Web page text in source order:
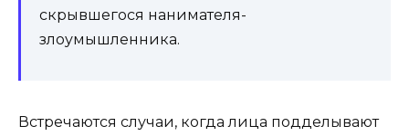
скрывшегося нанимателя-
злоумышленника.
Встречаются случаи, когда лица подделывают